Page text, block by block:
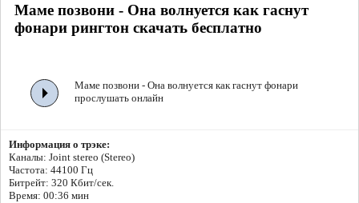
Маме позвони - Она волнуется как гаснут
фонари рингтон скачать бесплатно
Маме позвони - Она волнуется как гаснут фонари
прослушать онлайн
Информация о трэке:
Каналы: Joint stereo (Stereo)
Частота: 44100 Гц
Битрейт: 320 Кбит/сек.
Время: 00:36 мин